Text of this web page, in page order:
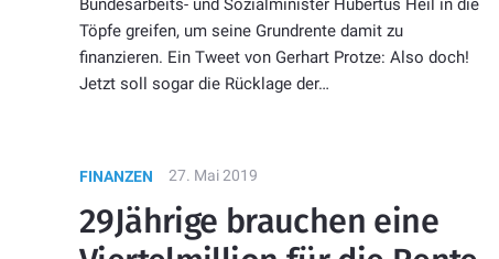
Bundesarbeits- und Sozialminister Hubertus Heil in die
Töpfe greifen, um seine Grundrente damit zu
finanzieren. Ein Tweet von Gerhart Protze: Also doch!
Jetzt soll sogar die Rücklage der…
FINANZEN 27. Mai 2019
29Jährige brauchen eine